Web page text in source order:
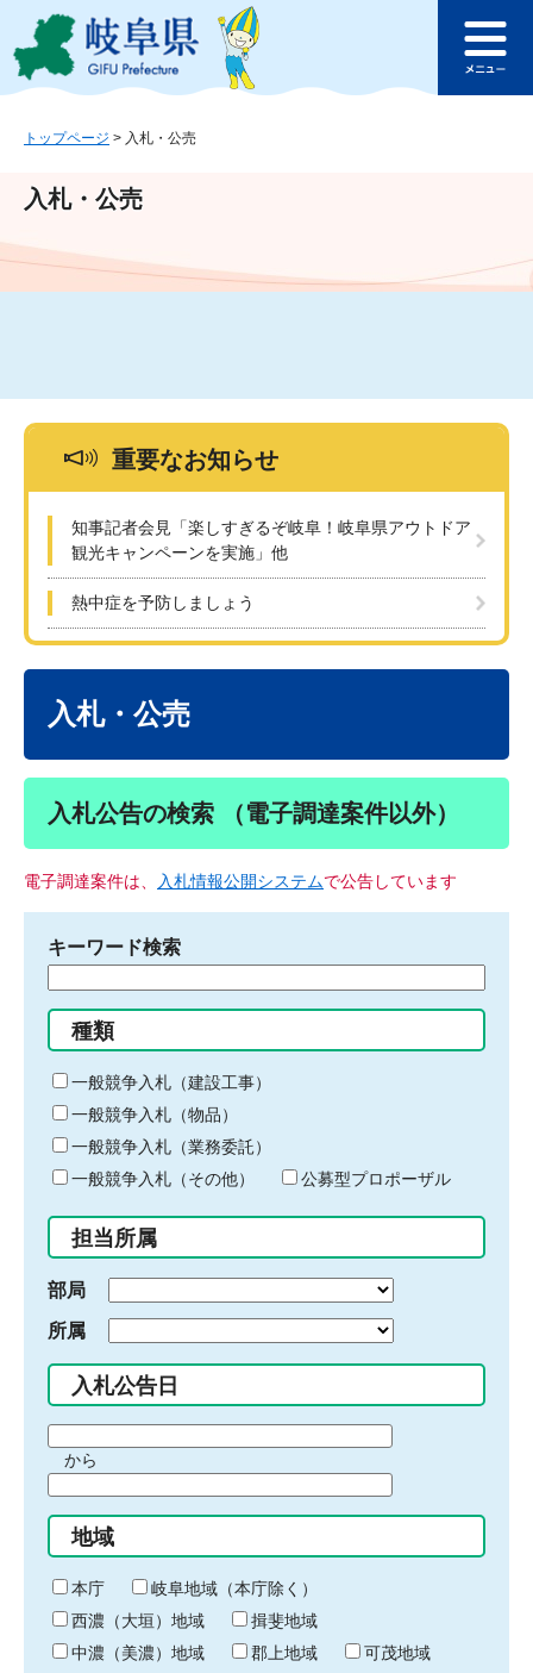
ジ
ュ
文
このページの本文へ
ュ
トップページ > 入札・公売
入札・公売
重要なお知らせ
知事記者会見「楽しすぎるぞ岐阜！岐阜県アウトドア
観光キャンペーンを実施」他
熱中症を予防しましょう
入札・公売
入札公告の検索 （電子調達案件以外）
電子調達案件は、 入札情報公開システムで公告しています
キーワード検索
る
キ
ー
ワ
ー
ド
入
力
種類
一般競争入札（建設工事）
一般競争入札（物品）
一般競争入札（業務委託）
一般競争入札（その他）
公募型プロポーザル
担当所属
部局
所属
入札公告日
間
始
り
から
間
終
わ
り
地域
本庁
岐阜地域（本庁除く）
西濃（大垣）地域
揖斐地域
中濃（美濃）地域
郡上地域
可茂地域